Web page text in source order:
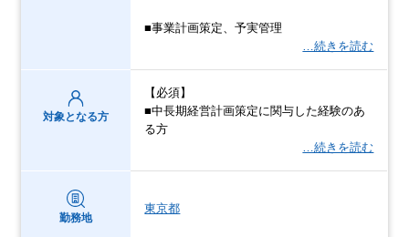
■事業計画策定、予実管理
…続きを読む
対象となる方
【必須】
■中長期経営計画策定に関与した経験のあ
る方
…続きを読む
勤務地
東京都